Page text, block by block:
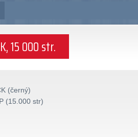
15 000 str.
(černý)
(15.000 str)